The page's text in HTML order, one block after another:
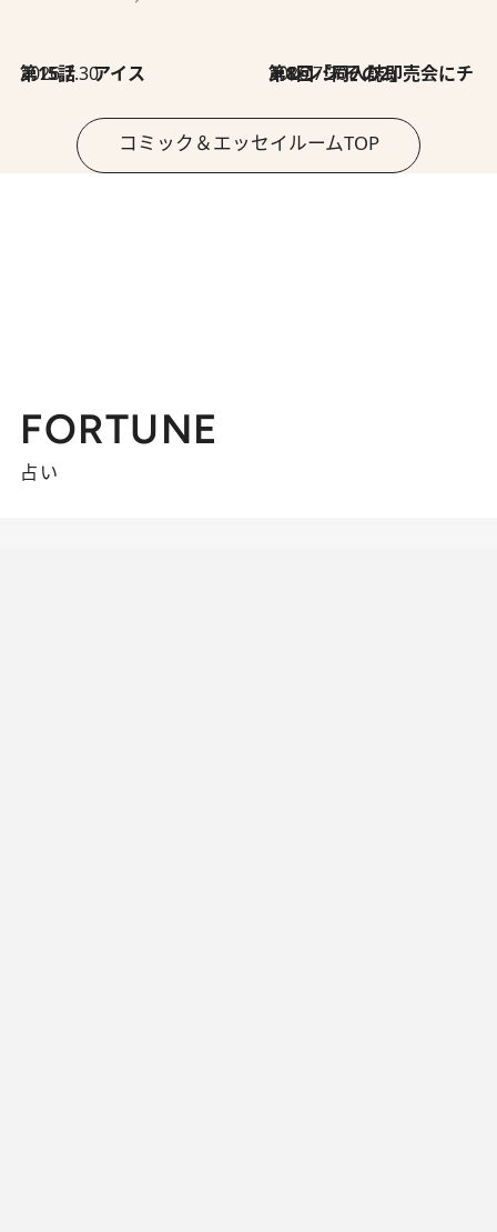
2026.7.30
第15話 アイス 2026.7.30
第8回「同人誌即売会にチャレンジ その2」
コミック＆エッセイルームTOP
FORTUNE
占い